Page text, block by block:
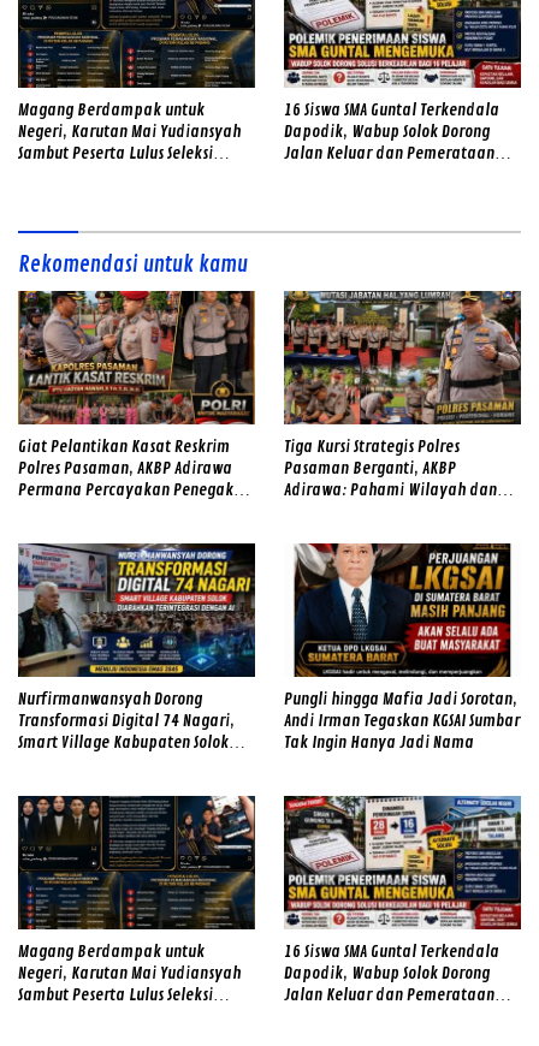
Magang Berdampak untuk
Negeri, Karutan Mai Yudiansyah
Sambut Peserta Lulus Seleksi
16 Siswa SMA Guntal Terkendala
Dapodik, Wabup Solok Dorong
Jalan Keluar dan Pemerataan
Rekomendasi untuk kamu
Giat Pelantikan Kasat Reskrim
Polres Pasaman, AKBP Adirawa
Permana Percayakan Penegakan
Tiga Kursi Strategis Polres
Pasaman Berganti, AKBP
Adirawa: Pahami Wilayah dan
Nurfirmanwansyah Dorong
Transformasi Digital 74 Nagari,
Smart Village Kabupaten Solok
Pungli hingga Mafia Jadi Sorotan,
Andi Irman Tegaskan KGSAI Sumbar
Tak Ingin Hanya Jadi Nama
Magang Berdampak untuk
Negeri, Karutan Mai Yudiansyah
Sambut Peserta Lulus Seleksi
16 Siswa SMA Guntal Terkendala
Dapodik, Wabup Solok Dorong
Jalan Keluar dan Pemerataan